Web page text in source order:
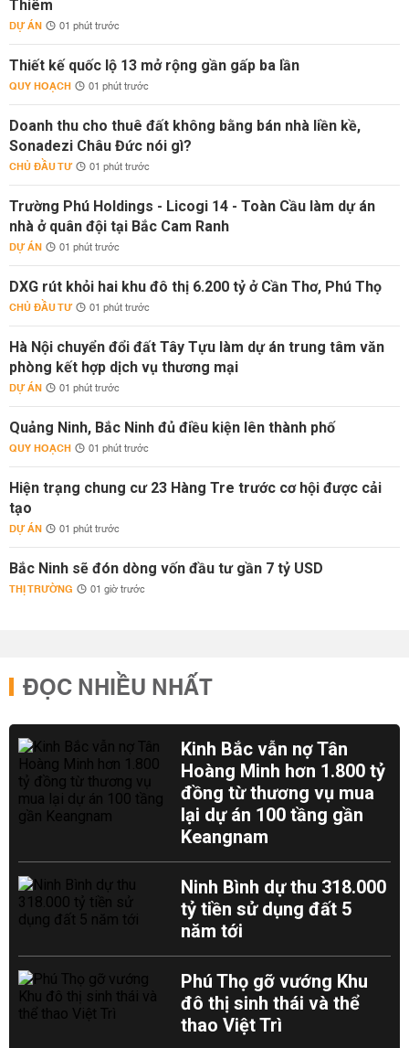
Thiêm
DỰ ÁN 01 phút trước
Thiết kế quốc lộ 13 mở rộng gần gấp ba lần
QUY HOẠCH 01 phút trước
Doanh thu cho thuê đất không bằng bán nhà liền kề,
Sonadezi Châu Đức nói gì?
CHỦ ĐẦU TƯ 01 phút trước
Trường Phú Holdings - Licogi 14 - Toàn Cầu làm dự án
nhà ở quân đội tại Bắc Cam Ranh
DỰ ÁN 01 phút trước
DXG rút khỏi hai khu đô thị 6.200 tỷ ở Cần Thơ, Phú Thọ
CHỦ ĐẦU TƯ 01 phút trước
Hà Nội chuyển đổi đất Tây Tựu làm dự án trung tâm văn
phòng kết hợp dịch vụ thương mại
DỰ ÁN 01 phút trước
Quảng Ninh, Bắc Ninh đủ điều kiện lên thành phố
QUY HOẠCH 01 phút trước
Hiện trạng chung cư 23 Hàng Tre trước cơ hội được cải
tạo
DỰ ÁN 01 phút trước
Bắc Ninh sẽ đón dòng vốn đầu tư gần 7 tỷ USD
THỊ TRƯỜNG 01 giờ trước
ĐỌC NHIỀU NHẤT
Kinh Bắc vẫn nợ Tân
Hoàng Minh hơn 1.800 tỷ
đồng từ thương vụ mua
lại dự án 100 tầng gần
Keangnam
Ninh Bình dự thu 318.000
tỷ tiền sử dụng đất 5
năm tới
Phú Thọ gỡ vướng Khu
đô thị sinh thái và thể
thao Việt Trì